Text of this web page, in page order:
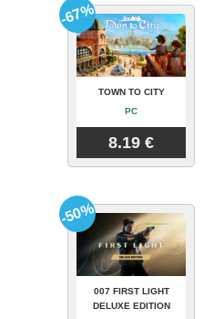
TOWN TO CITY
PC
8.19 €
-67%
007 FIRST LIGHT
DELUXE EDITION
-50%